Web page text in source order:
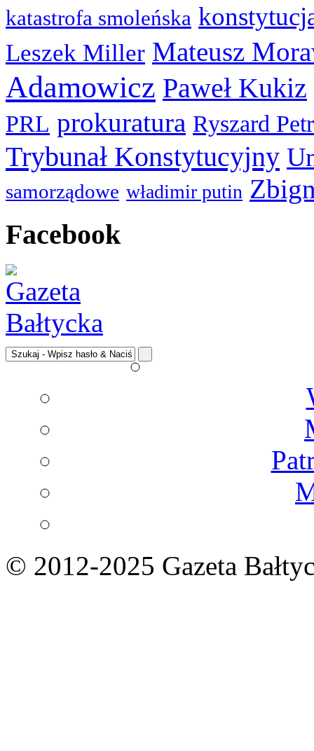
katastrofa smoleńska
Leszek Miller Mateusz
Adamowicz Paweł Kukiz
PRL prokuratura Ryszard
Trybunał Konstytucyjny
samorządowe władimir putin
Facebook
© 2012-2025 Gazeta